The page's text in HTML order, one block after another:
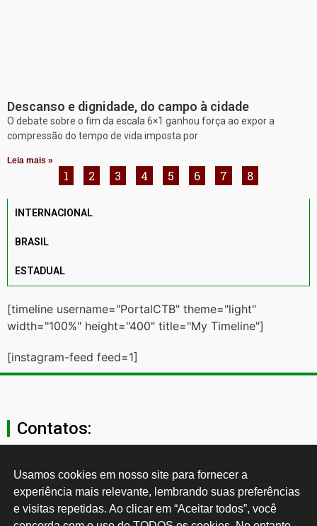
Descanso e dignidade, do campo à cidade
O debate sobre o fim da escala 6×1 ganhou força ao expor a
compressão do tempo de vida imposta por
Leia mais »
1 2 3 4 5 6 7 8
INTERNACIONAL
BRASIL
ESTADUAL
[timeline username="PortalCTB" theme="light"
width="100%" height="400" title="My Timeline"]
[instagram-feed feed=1]
Contatos:
secgeral@ctb.org.br
11 3874-0040
Usamos cookies em nosso site para fornecer a
experiência mais relevante, lembrando suas preferências
e visitas repetidas. Ao clicar em “Aceitar todos”, você